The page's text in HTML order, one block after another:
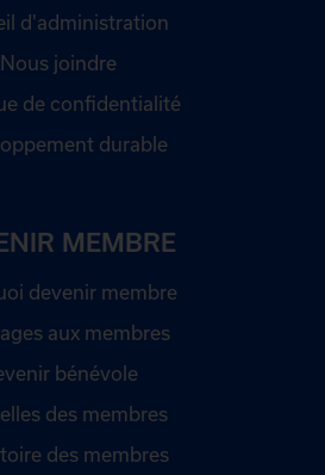
d'administration
Nous joindre
de confidentialité
durable
MEMBRE
devenir membre
aux membres
bénévole
des membres
des membres